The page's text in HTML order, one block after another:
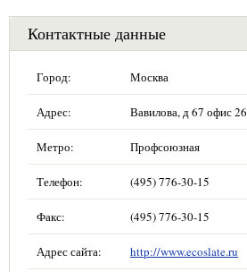
Контактные данные
Город: Москва
Адрес: Вавилова, д 67 офис 26
Метро: Профсоюзная
Телефон: (495) 776-30-15
Факс: (495) 776-30-15
Адрес сайта: http://www.ecoslate.ru